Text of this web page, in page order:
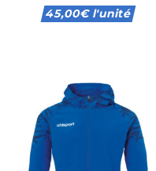
45,00€l'unité